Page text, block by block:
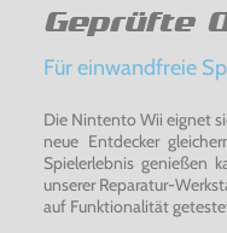
Geprüfte
Für einwandfreie
Die Nintento Wii eignet
neue Entdecker
Spielerlebnis genießen
unserer Reparatur-
auf Funktionalität